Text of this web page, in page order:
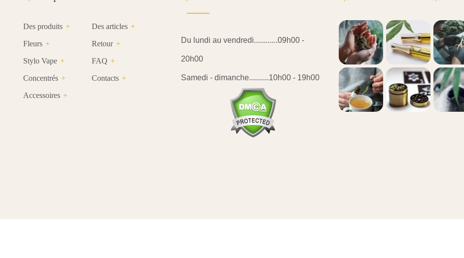
Des produits Des articles
Fleurs Retour
Stylo Vape FAQ
Concentrés Contacts
Accessoires
Du lundi au vendredi............09h00 -
20h00
Samedi - dimanche..........10h00 - 19h00